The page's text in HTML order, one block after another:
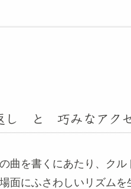
し と 巧みなアク
曲を書くにあたり、ク
面にふさわしいリズムを